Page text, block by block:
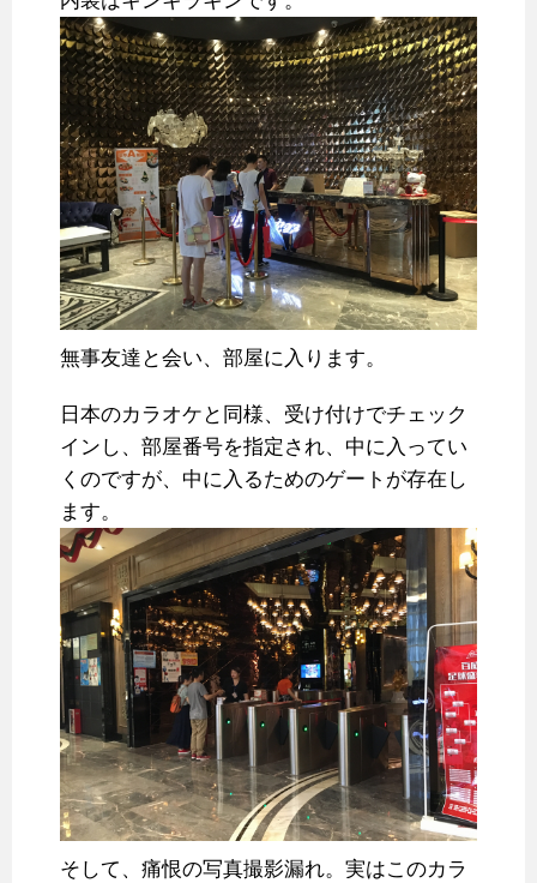
無事友達と会い、部屋に入ります。
日本のカラオケと同様、受け付けでチェック
インし、部屋番号を指定され、中に入ってい
くのですが、中に入るためのゲートが存在し
ます。
そして、痛恨の写真撮影漏れ。実はこのカラ